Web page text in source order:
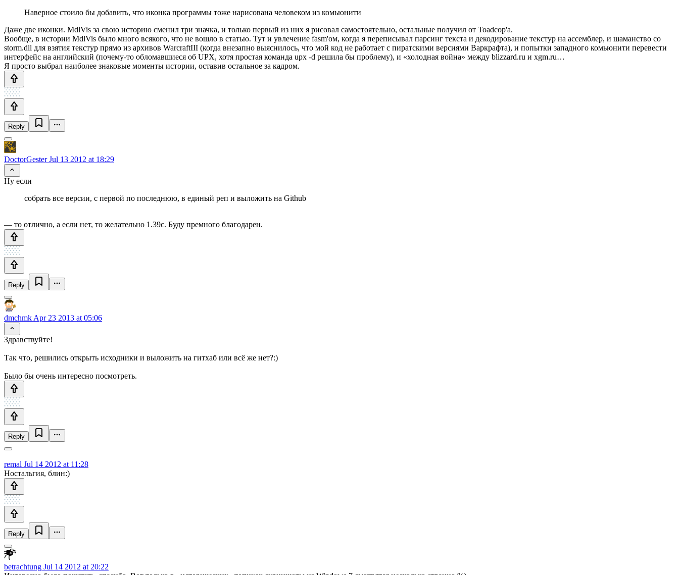
Наверное стоило бы добавить, что иконка программы тоже нарисована человеком из комьюнити
Даже две иконки. MdlVis за свою историю сменил три значка, и только первый из них я рисовал самостоятельно, остальные получил от Toadcop'а.
Вообще, в истории MdlVis было много всякого, что не вошло в статью. Тут и увлечение fasm'ом, когда я переписывал парсинг текста и декодирование текстур на ассемблер, и шаманство со
storm.dll для взятия текстур прямо из архивов WarcraftIII (когда внезапно выяснилось, что мой код не работает с пиратскими версиями Варкрафта), и попытки западного комьюнити перевести
интерфейс на английский (почему-то обломавшиеся об UPX, хотя простая команда upx -d решила бы проблему), и «холодная война» между blizzard.ru и xgm.ru…
Я просто выбрал наиболее знаковые моменты истории, оставив остальное за кадром.
Reply
DoctorGesterJul 13 2012 at 18:29
Ну если
собрать все версии, с первой по последнюю, в единый реп и выложить на Github
— то отлично, а если нет, то желательно 1.39с. Буду премного благодарен.
Reply
dmchmk Apr 23 2013 at 05:06
Здравствуйте!
Так что, решились открыть исходники и выложить на гитхаб или всё же нет?:)
Было бы очень интересно посмотреть.
Reply
remal Jul 14 2012 at 11:28
Ностальгия, блин:)
Reply
betrachtung Jul 14 2012 at 20:22